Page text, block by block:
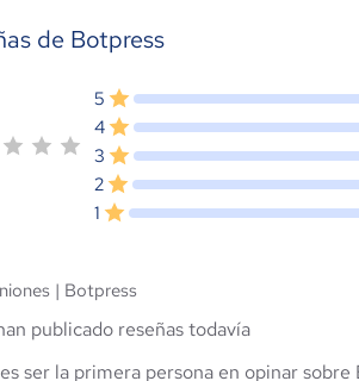
de Botpress
5
4
3
2
1
| Botpress
publicado reseñas todavía
ser la primera persona en opinar sobre